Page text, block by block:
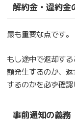
解約金・違約金
最も重要な点です。
もし途中で返却す
額発生するのか、
するのかを必ず確認
事前通知の義務